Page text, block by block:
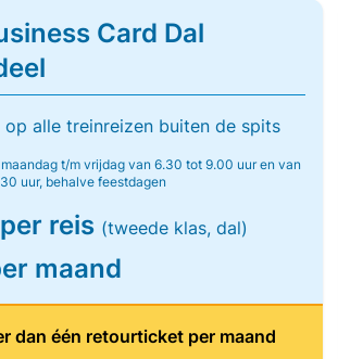
Card Dal
alle treinreizen buiten de spits
maandag t/m vrijdag van 6.30 tot 9.00 uur en van
uur, behalve feestdagen
reis (tweede klas, dal)
maand
dan één retourticket per maand